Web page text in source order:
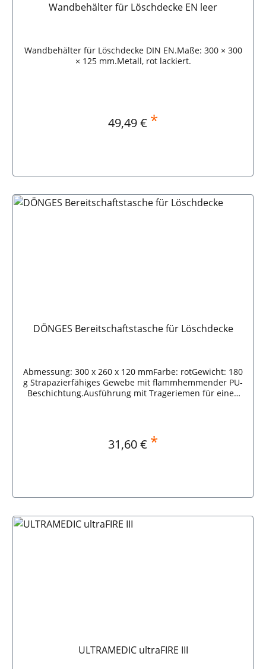
Wandbehälter für Löschdecke EN leer
Wandbehälter für Löschdecke DIN EN.Maße: 300 × 300
× 125 mm.Metall, rot lackiert.
Regulärer Preis:
49,49 € *
In den Warenkorb
DÖNGES Bereitschaftstasche für Löschdecke
Abmessung: 300 x 260 x 120 mmFarbe: rotGewicht: 180
g Strapazierfähiges Gewebe mit flammhemmender PU-
Beschichtung.Ausführung mit Trageriemen für einen
Piktogramm mit Schriftzug "Löschdecke". DÖNGES
Bereitschaftstasche für Löschdecke
Regulärer Preis:
31,60 € *
In den Warenkorb
ULTRAMEDIC ultraFIRE III